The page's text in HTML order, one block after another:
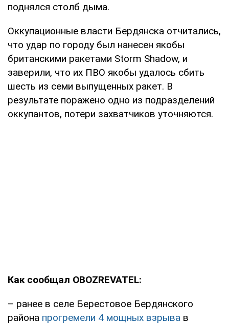
поднялся столб дыма.
Оккупационные власти Бердянска отчитались,
что удар по городу был нанесен якобы
британскими ракетами Storm Shadow, и
заверили, что их ПВО якобы удалось сбить
шесть из семи выпущенных ракет. В
результате поражено одно из подразделений
оккупантов, потери захватчиков уточняются.
Как сообщал OBOZREVATEL:
– ранее в селе Берестовое Бердянского
района прогремели 4 мощных взрыва в